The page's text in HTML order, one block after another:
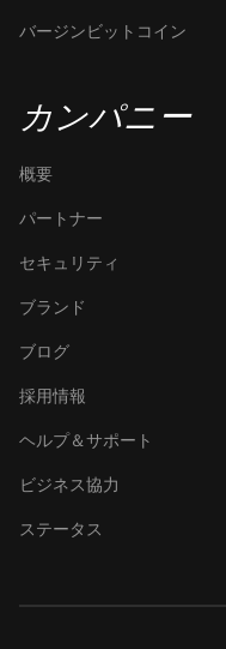
バージンビットコイン
カンパニー
概要
パートナー
セキュリティ
ブランド
ブログ
採用情報
ヘルプ＆サポート
ビジネス協力
ステータス